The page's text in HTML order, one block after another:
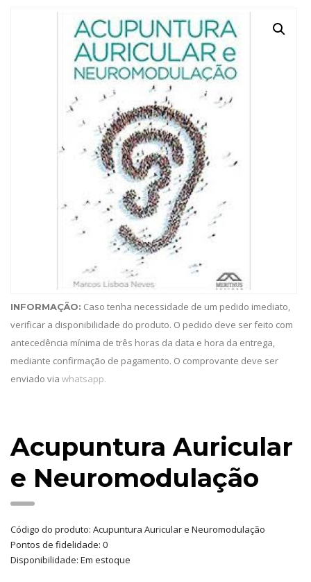
INFORMAÇÃO: Caso tenha necessidade de um pedido imediato,
verificar a disponibilidade do produto. O pedido deve ser feito com
antecedência mínima de três horas da data e hora da entrega,
mediante confirmação de pagamento. O comprovante deve ser
enviado via whatsapp.
Acupuntura Auricular
e Neuromodulação
Código do produto: Acupuntura Auricular e Neuromodulação
Pontos de fidelidade: 0
Disponibilidade: Em estoque